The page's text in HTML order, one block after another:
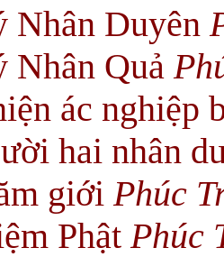
Nhân Duyên
Nhân Quả
ác nghiệp
hai nhân
giớiPhúc
PhậtPhúc